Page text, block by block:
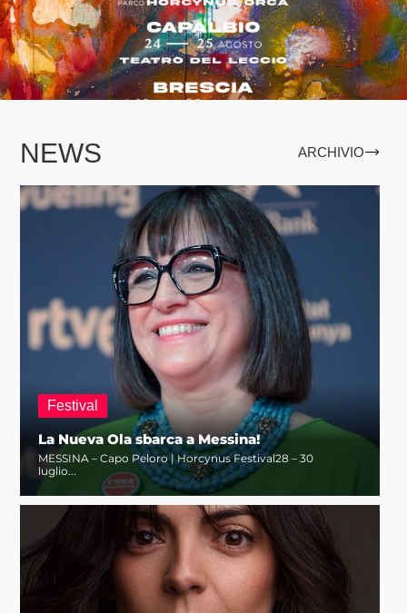
NEWS ARCHIVIO
Festival
La Nueva Ola sbarca a Messina!
MESSINA – Capo Peloro | Horcynus Festival28 – 30
luglio...